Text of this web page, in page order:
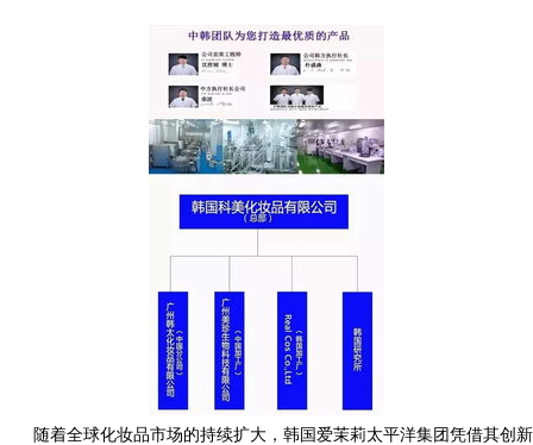
随着全球化妆品市场的持续扩大，韩国爱茉莉太平洋集团凭借其创新